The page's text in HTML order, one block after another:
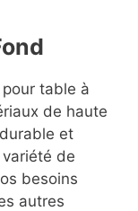
table à
de haute
et
de
besoins
autres